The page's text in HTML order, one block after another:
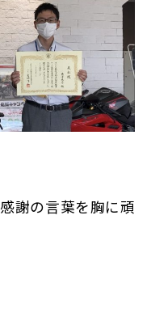
謝の言葉を胸に頑